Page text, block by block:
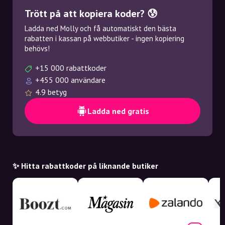
Trött på att kopiera koder? 😰
Ladda ned Molly och få automatiskt den bästa
rabatten i kassan på webbutiker - ingen kopiering
behövs!
+15 000 rabattkoder
+455 000 användare
4.9 betyg
Ladda ned gratis
✨ Hitta rabattkoder på liknande butiker